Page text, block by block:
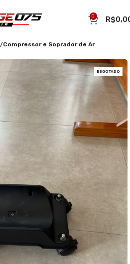
0 R$
Compressor e Soprador de Ar
ESGOTADO